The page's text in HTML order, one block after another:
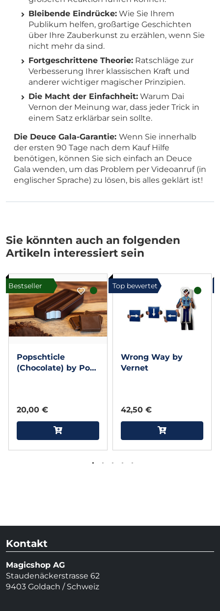
Bleibende Eindrücke: Wie Sie Ihrem
Publikum helfen, großartige Geschichten
über Ihre Zauberkunst zu erzählen, wenn Sie
nicht mehr da sind.
Fortgeschrittene Theorie: Ratschläge zur
Verbesserung Ihrer klassischen Kraft und
anderer wichtiger magischer Prinzipien.
Die Macht der Einfachheit: Warum Dai
Vernon der Meinung war, dass jeder Trick in
einem Satz erklärbar sein sollte.
Die Deuce Gala-Garantie: Wenn Sie innerhalb
der ersten 90 Tage nach dem Kauf Hilfe
benötigen, können Sie sich einfach an Deuce
Gala wenden, um das Problem per Videoanruf (in
englischer Sprache) zu lösen, bis alles geklärt ist!
Sie könnten auch an folgenden
Artikeln interessiert sein
Bestseller
Popschticle
(Chocolate) by Pop
20,00 €
Top bewertet
Wrong Way by
Vernet
42,50 €
Kontakt
Magicshop AG
Staudenäckerstrasse 62
9403 Goldach / Schweiz